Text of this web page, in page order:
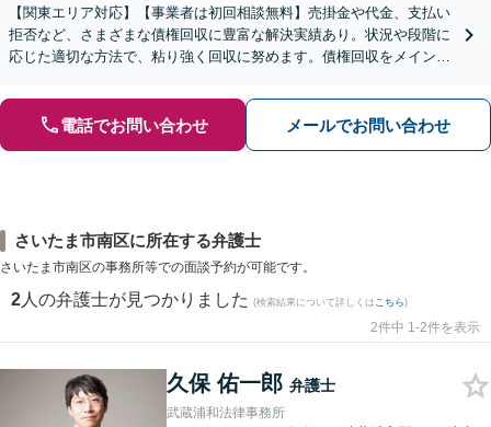
【関東エリア対応】【事業者は初回相談無料】売掛金や代金、支払い
拒否など、さまざまな債権回収に豊富な解決実績あり。状況や段階に
応じた適切な方法で、粘り強く回収に努めます。債権回収をメインと
電話でお問い合わせ メールでお問い合わせ
さいたま市南区に所在する弁護士
さいたま市南区の事務所等での面談予約が可能です。
2 人の弁護士が見つかりました (検索結果について詳しくは こちら)
2件中 1-2件を表示
久保 佑一郎 弁護士
武蔵浦和法律事務所